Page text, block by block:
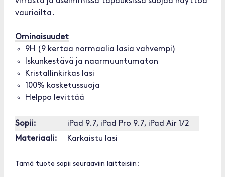
vaurioilta.
Ominaisuudet
9H (9 kertaa normaalia lasia vahvempi)
Iskunkestävä ja naarmuuntumaton
Kristallinkirkas lasi
100% kosketussuoja
Helppo levittää
Sopii:
iPad 9.7, iPad Pro 9.7, iPad Air 1/2
Materiaali:
Karkaistu lasi
Tämä tuote sopii seuraaviin laitteisiin: